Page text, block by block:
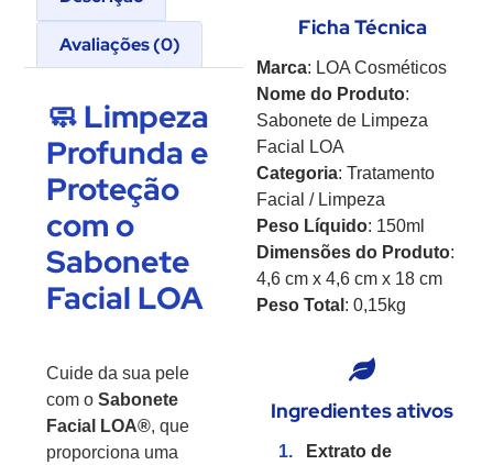
Avaliações (0)
🧼 Limpeza
Profunda e
Proteção
com o
Sabonete
Facial LOA
Cuide da sua pele
com oSabonete
Facial LOA®, que
proporciona uma
Ficha Técnica
Marca: LOA Cosméticos
Nome do Produto:
Sabonete de Limpeza
Facial LOA
Categoria: Tratamento
Facial / Limpeza
Peso Líquido: 150ml
Dimensões do Produto:
4,6 cm x 4,6 cm x 18 cm
Peso Total : 0,15kg
Ingredientes ativos
Extrato de